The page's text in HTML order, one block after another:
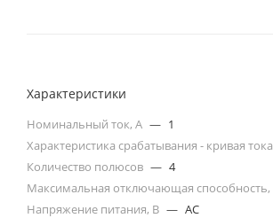
Характеристики
Номинальный ток, А — 1
Характеристика срабатывания - кривая тока
Количество полюсов — 4
Максимальная отключающая способность,
Напряжение питания, В — AC